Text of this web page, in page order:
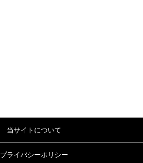
当サイトについて
プライバシーポリシー